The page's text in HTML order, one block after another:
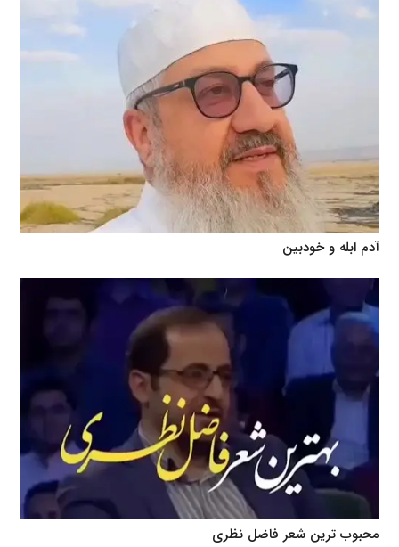
آدم ابله و خودبین
محبوب ترین شعر فاضل نظری